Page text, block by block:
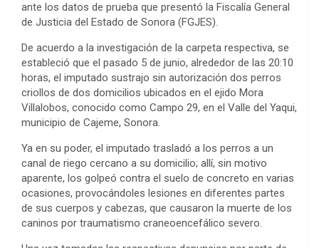
ante los datos de prueba que presentó la Fiscalía General
de Justicia del Estado de Sonora (FGJES).
De acuerdo a la investigación de la carpeta respectiva, se
estableció que el pasado 5 de junio, alrededor de las 20:10
horas, el imputado sustrajo sin autorización dos perros
criollos de dos domicilios ubicados en el ejido Mora
Villalobos, conocido como Campo 29, en el Valle del Yaqui,
municipio de Cajeme, Sonora.
Ya en su poder, el imputado trasladó a los perros a un
canal de riego cercano a su domicilio; allí, sin motivo
aparente, los golpeó contra el suelo de concreto en varias
ocasiones, provocándoles lesiones en diferentes partes
de sus cuerpos y cabezas, que causaron la muerte de los
caninos por traumatismo craneoencefálico severo.